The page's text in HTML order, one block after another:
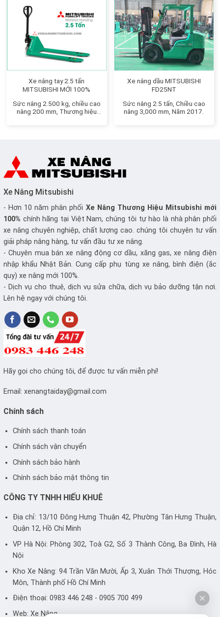
Xe nâng tay 2.5 tấn
MITSUBISHI MỚI 100%
Sức nâng 2.500 kg, chiều cao
nâng 200 mm, Thương hiệu
Xe nâng dầu MITSUBISHI
FD25NT
Sức nâng 2.5 tấn, Chiều cao
nâng 3,000 mm, Năm 2017.
Xe Nâng Mitsubishi
- Hơn 10 năm phân phối Xe Nâng Thương Hiệu Mitsubishi mới
100% chính hãng tại Việt Nam, chúng tôi tự hào là nhà phân phối
xe nâng chuyên nghiệp, chất lượng cao. chúng tôi chuyên tư vấn
giải pháp nâng hàng, tư vấn đầu tư xe nâng.
- Chuyên mua bán xe nâng động cơ dầu, xăng gas, xe nâng điện
nhập khẩu Nhật Bản. Cung cấp phụ tùng xe nâng, bình điện (ắc
quy) xe nâng mới 100%.
- Dịch vụ cho thuê, dịch vụ sửa chữa, dịch vụ bảo dưỡng tận nơi.
Lên hệ ngay với chúng tôi.
Hãy gọi cho chúng tôi, để được tư vấn miễn phí!
Email: xenangtaiday@gmail.com
Chính sách
Chính sách thanh toán
Chính sách vận chuyển
Chính sách bảo hành
Chính sách bảo mật thông tin
CÔNG TY TNHH HIẾU KHUÊ
Địa chỉ: 13/10 Đông Hưng Thuận 42, Phường Tân Hưng Thuận,
Quận 12, Hồ Chí Minh
VP Hà Nội: Phòng 302, Toà G2, Số 3 Thành Công, Ba Đình, Hà
Nội
Kho Xe Nâng: 94 Trần Văn Mười, Ấp 3, Xuân Thới Thượng, Hóc
Môn, Thành phố Hồ Chí Minh
Điện thoại: 0983 446 248 - 0905 700 499
Web: Xe Nâng